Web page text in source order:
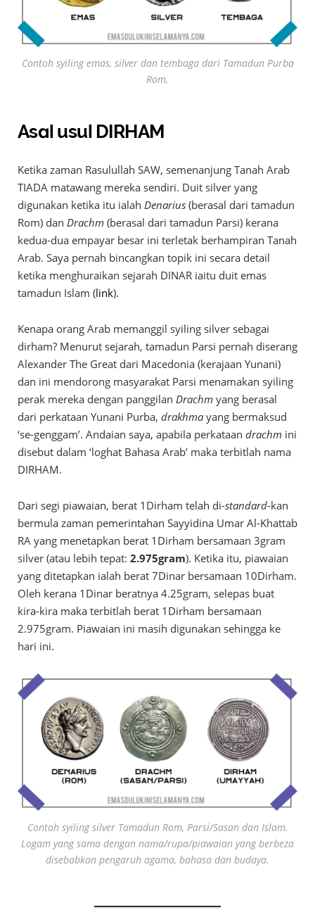
Contoh syiling emas, silver dan tembaga dari Tamadun Purba
Rom.
Asal usul DIRHAM
Ketika zaman Rasulullah SAW, semenanjung Tanah Arab
TIADA matawang mereka sendiri. Duit silver yang
digunakan ketika itu ialah Denarius (berasal dari tamadun
Rom) dan Drachm (berasal dari tamadun Parsi) kerana
kedua-dua empayar besar ini terletak berhampiran Tanah
Arab. Saya pernah bincangkan topik ini secara detail
ketika menghuraikan sejarah DINAR iaitu duit emas
tamadun Islam (link).
Kenapa orang Arab memanggil syiling silver sebagai
dirham? Menurut sejarah, tamadun Parsi pernah diserang
Alexander The Great dari Macedonia (kerajaan Yunani)
dan ini mendorong masyarakat Parsi menamakan syiling
perak mereka dengan panggilan Drachm yang berasal
dari perkataan Yunani Purba, drakhma yang bermaksud
‘se-genggam’. Andaian saya, apabila perkataan drachm ini
disebut dalam ‘loghat Bahasa Arab’ maka terbitlah nama
DIRHAM.
Dari segi piawaian, berat 1Dirham telah di-standard-kan
bermula zaman pemerintahan Sayyidina Umar Al-Khattab
RA yang menetapkan berat 1Dirham bersamaan 3gram
silver (atau lebih tepat: 2.975gram). Ketika itu, piawaian
yang ditetapkan ialah berat 7Dinar bersamaan 10Dirham.
Oleh kerana 1Dinar beratnya 4.25gram, selepas buat
kira-kira maka terbitlah berat 1Dirham bersamaan
2.975gram. Piawaian ini masih digunakan sehingga ke
hari ini.
Contoh syiling silver Tamadun Rom, Parsi/Sasan dan Islam.
Logam yang sama dengan nama/rupa/piawaian yang berbeza
disebabkan pengaruh agama, bahasa dan budaya.